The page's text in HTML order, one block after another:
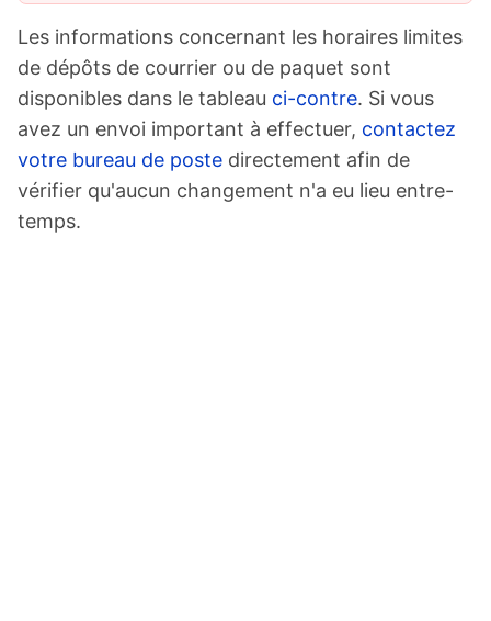
Les informations concernant les horaires limites
de dépôts de courrier ou de paquet sont
disponibles dans le tableau ci-contre. Si vous
avez un envoi important à effectuer, contactez
votre bureau de poste directement afin de
vérifier qu'aucun changement n'a eu lieu entre-
temps.